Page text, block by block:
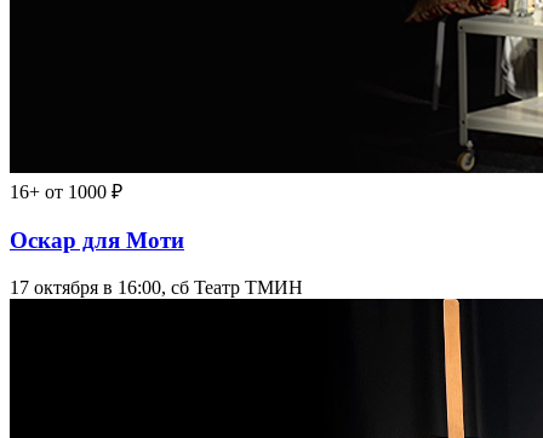
16+ от 1000 ₽
Оскар для Моти
17 октября в 16:00, сб Театр ТМИН